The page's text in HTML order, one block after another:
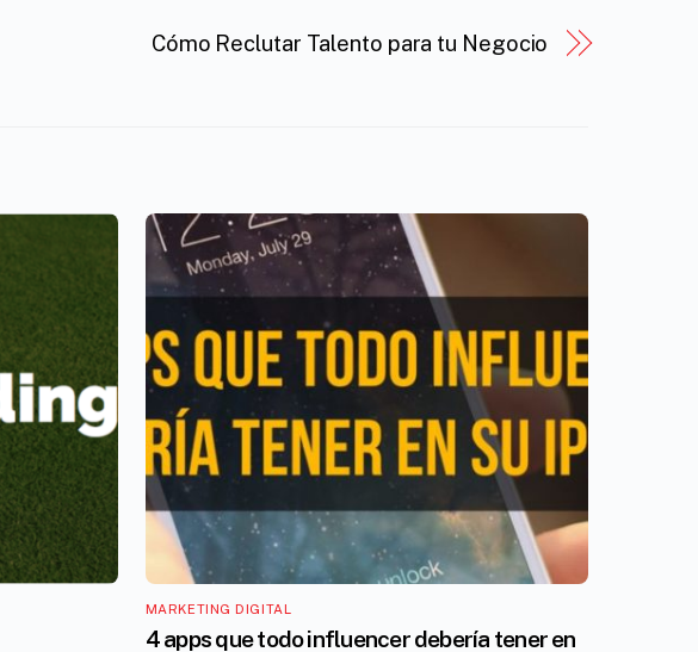
Cómo Reclutar Talento para tu Negocio
MARKETING DIGITAL
4 apps que todo influencer debería tener en